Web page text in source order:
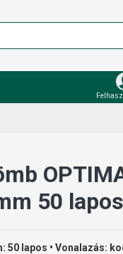
50
50 lapos • Vonalazás: